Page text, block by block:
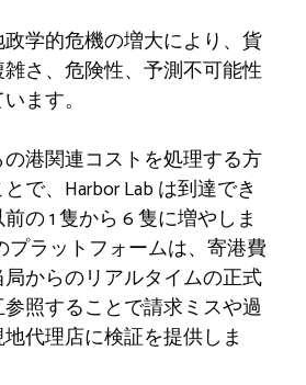
学的危機の増大により、貨
さ、危険性、予測不可能性
ます。
港関連コストを処理する方
で、Harbor Lab は到達でき
の 1 隻から 6 隻に増やしま
プラットフォームは、寄港費
からのリアルタイムの正式
照することで請求ミスや過
代理店に検証を提供しま